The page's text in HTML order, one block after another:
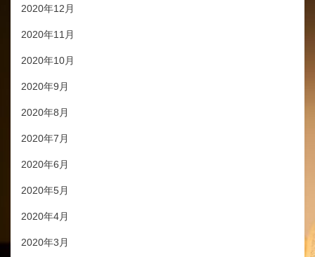
2020年12月
2020年11月
2020年10月
2020年9月
2020年8月
2020年7月
2020年6月
2020年5月
2020年4月
2020年3月